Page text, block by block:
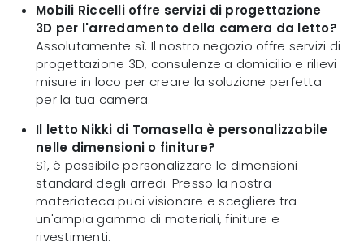
Mobili Riccelli offre servizi di progettazione
3D per l'arredamento della camera da letto?
Assolutamente sì. Il nostro negozio offre servizi di
progettazione 3D, consulenze a domicilio e rilievi
misure in loco per creare la soluzione perfetta
per la tua camera.
Il letto Nikki di Tomasella è personalizzabile
nelle dimensioni o finiture?
Sì, è possibile personalizzare le dimensioni
standard degli arredi. Presso la nostra
materioteca puoi visionare e scegliere tra
un'ampia gamma di materiali, finiture e
rivestimenti.